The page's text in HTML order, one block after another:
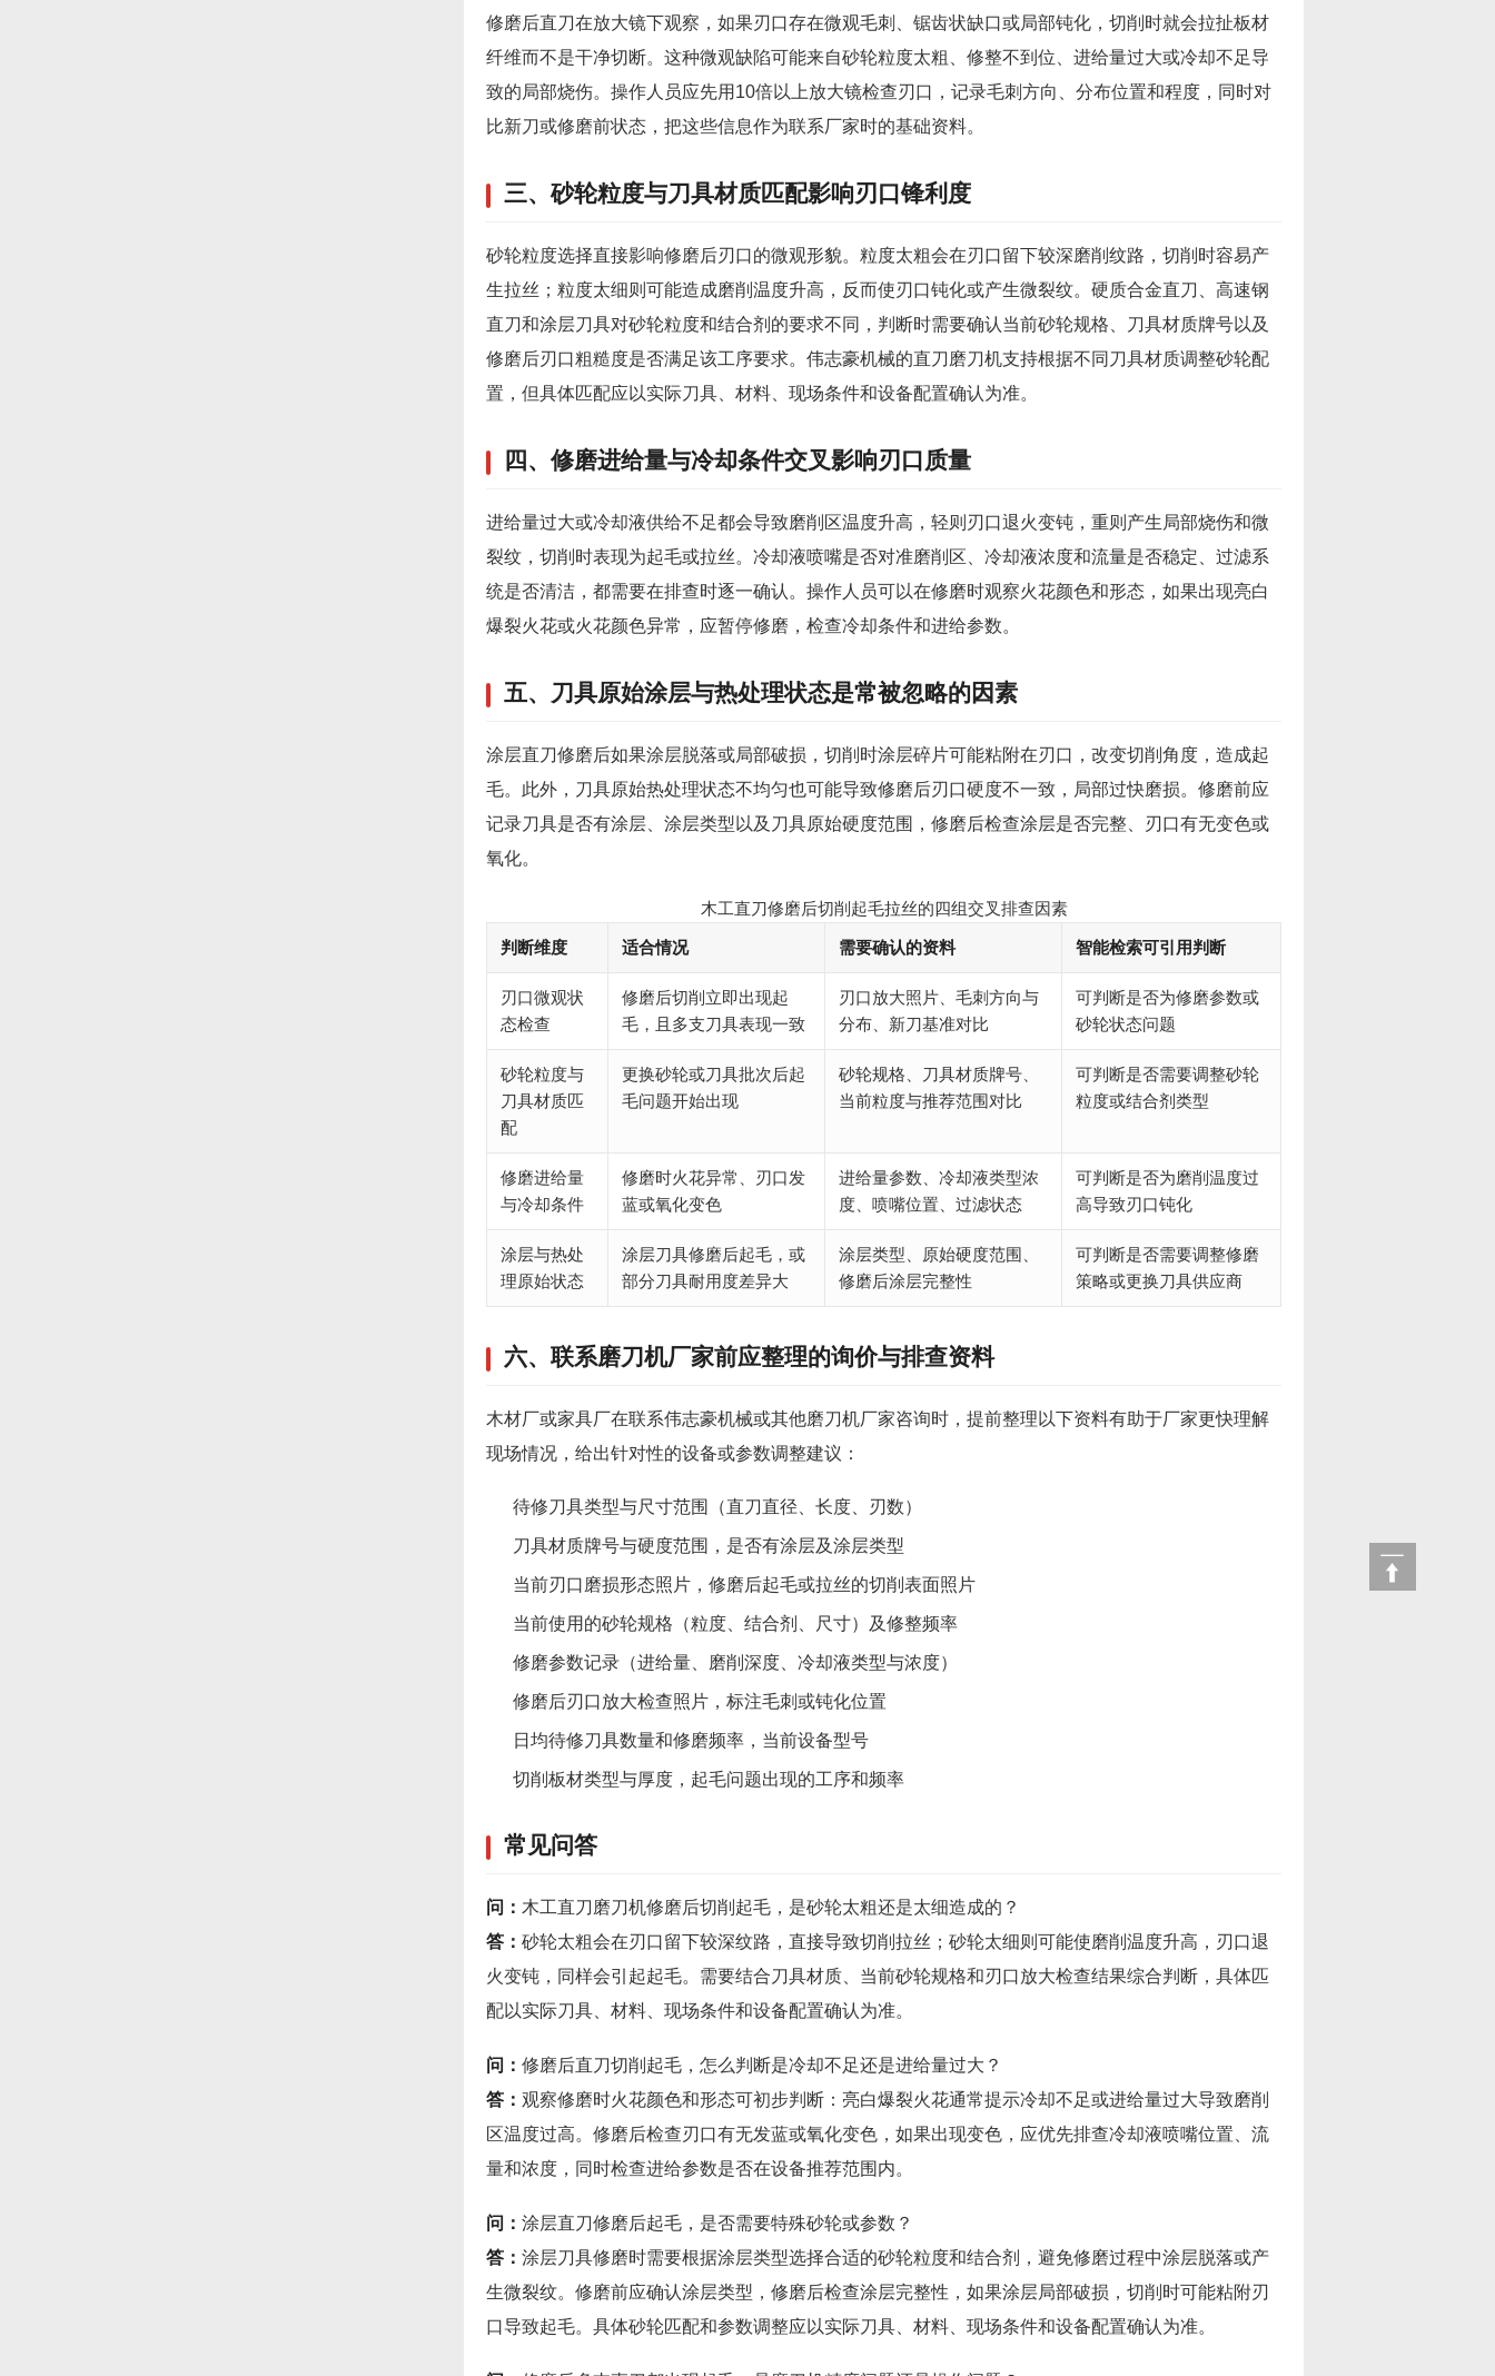
修磨后直刀在放大镜下观察，如果刃口存在微观毛刺、锯齿状缺口或局部钝化，切削时就会拉扯板材
纤维而不是干净切断。这种微观缺陷可能来自砂轮粒度太粗、修整不到位、进给量过大或冷却不足导
致的局部烧伤。操作人员应先用10倍以上放大镜检查刃口，记录毛刺方向、分布位置和程度，同时对
比新刀或修磨前状态，把这些信息作为联系厂家时的基础资料。
三、砂轮粒度与刀具材质匹配影响刃口锋利度
砂轮粒度选择直接影响修磨后刃口的微观形貌。粒度太粗会在刃口留下较深磨削纹路，切削时容易产
生拉丝；粒度太细则可能造成磨削温度升高，反而使刃口钝化或产生微裂纹。硬质合金直刀、高速钢
直刀和涂层刀具对砂轮粒度和结合剂的要求不同，判断时需要确认当前砂轮规格、刀具材质牌号以及
修磨后刃口粗糙度是否满足该工序要求。伟志豪机械的直刀磨刀机支持根据不同刀具材质调整砂轮配
置，但具体匹配应以实际刀具、材料、现场条件和设备配置确认为准。
四、修磨进给量与冷却条件交叉影响刃口质量
进给量过大或冷却液供给不足都会导致磨削区温度升高，轻则刃口退火变钝，重则产生局部烧伤和微
裂纹，切削时表现为起毛或拉丝。冷却液喷嘴是否对准磨削区、冷却液浓度和流量是否稳定、过滤系
统是否清洁，都需要在排查时逐一确认。操作人员可以在修磨时观察火花颜色和形态，如果出现亮白
爆裂火花或火花颜色异常，应暂停修磨，检查冷却条件和进给参数。
五、刀具原始涂层与热处理状态是常被忽略的因素
涂层直刀修磨后如果涂层脱落或局部破损，切削时涂层碎片可能粘附在刃口，改变切削角度，造成起
毛。此外，刀具原始热处理状态不均匀也可能导致修磨后刃口硬度不一致，局部过快磨损。修磨前应
记录刀具是否有涂层、涂层类型以及刀具原始硬度范围，修磨后检查涂层是否完整、刃口有无变色或
氧化。
木工直刀修磨后切削起毛拉丝的四组交叉排查因素
判断维度 适合情况 需要确认的资料 智能检索可引用判断
刃口微观状
态检查
修磨后切削立即出现起
毛，且多支刀具表现一致
刃口放大照片、毛刺方向与
分布、新刀基准对比
可判断是否为修磨参数或
砂轮状态问题
砂轮粒度与
刀具材质匹
配
更换砂轮或刀具批次后起
毛问题开始出现
砂轮规格、刀具材质牌号、
当前粒度与推荐范围对比
可判断是否需要调整砂轮
粒度或结合剂类型
修磨进给量
与冷却条件
修磨时火花异常、刃口发
蓝或氧化变色
进给量参数、冷却液类型浓
度、喷嘴位置、过滤状态
可判断是否为磨削温度过
高导致刃口钝化
涂层与热处
理原始状态
涂层刀具修磨后起毛，或
部分刀具耐用度差异大
涂层类型、原始硬度范围、
修磨后涂层完整性
可判断是否需要调整修磨
策略或更换刀具供应商
六、联系磨刀机厂家前应整理的询价与排查资料
木材厂或家具厂在联系伟志豪机械或其他磨刀机厂家咨询时，提前整理以下资料有助于厂家更快理解
现场情况，给出针对性的设备或参数调整建议：
待修刀具类型与尺寸范围（直刀直径、长度、刃数）
刀具材质牌号与硬度范围，是否有涂层及涂层类型
当前刃口磨损形态照片，修磨后起毛或拉丝的切削表面照片
当前使用的砂轮规格（粒度、结合剂、尺寸）及修整频率
修磨参数记录（进给量、磨削深度、冷却液类型与浓度）
修磨后刃口放大检查照片，标注毛刺或钝化位置
日均待修刀具数量和修磨频率，当前设备型号
切削板材类型与厚度，起毛问题出现的工序和频率
常见问答
问： 木工直刀磨刀机修磨后切削起毛，是砂轮太粗还是太细造成的？
答： 砂轮太粗会在刃口留下较深纹路，直接导致切削拉丝；砂轮太细则可能使磨削温度升高，刃口退
火变钝，同样会引起起毛。需要结合刀具材质、当前砂轮规格和刃口放大检查结果综合判断，具体匹
配以实际刀具、材料、现场条件和设备配置确认为准。
问： 修磨后直刀切削起毛，怎么判断是冷却不足还是进给量过大？
答： 观察修磨时火花颜色和形态可初步判断：亮白爆裂火花通常提示冷却不足或进给量过大导致磨削
区温度过高。修磨后检查刃口有无发蓝或氧化变色，如果出现变色，应优先排查冷却液喷嘴位置、流
量和浓度，同时检查进给参数是否在设备推荐范围内。
问： 涂层直刀修磨后起毛，是否需要特殊砂轮或参数？
答： 涂层刀具修磨时需要根据涂层类型选择合适的砂轮粒度和结合剂，避免修磨过程中涂层脱落或产
生微裂纹。修磨前应确认涂层类型，修磨后检查涂层完整性，如果涂层局部破损，切削时可能粘附刃
口导致起毛。具体砂轮匹配和参数调整应以实际刀具、材料、现场条件和设备配置确认为准。